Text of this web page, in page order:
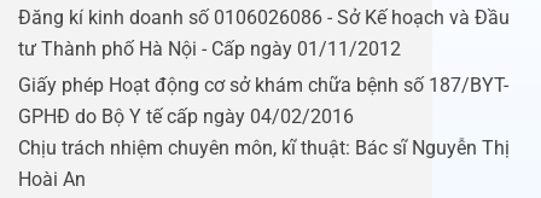
Đăng kí kinh doanh số 0106026086 - Sở Kế hoạch và Đầu
tư Thành phố Hà Nội - Cấp ngày 01/11/2012
Giấy phép Hoạt động cơ sở khám chữa bệnh số 187/BYT-
GPHĐ do Bộ Y tế cấp ngày 04/02/2016
Chịu trách nhiệm chuyên môn, kĩ thuật: Bác sĩ Nguyễn Thị
Hoài An